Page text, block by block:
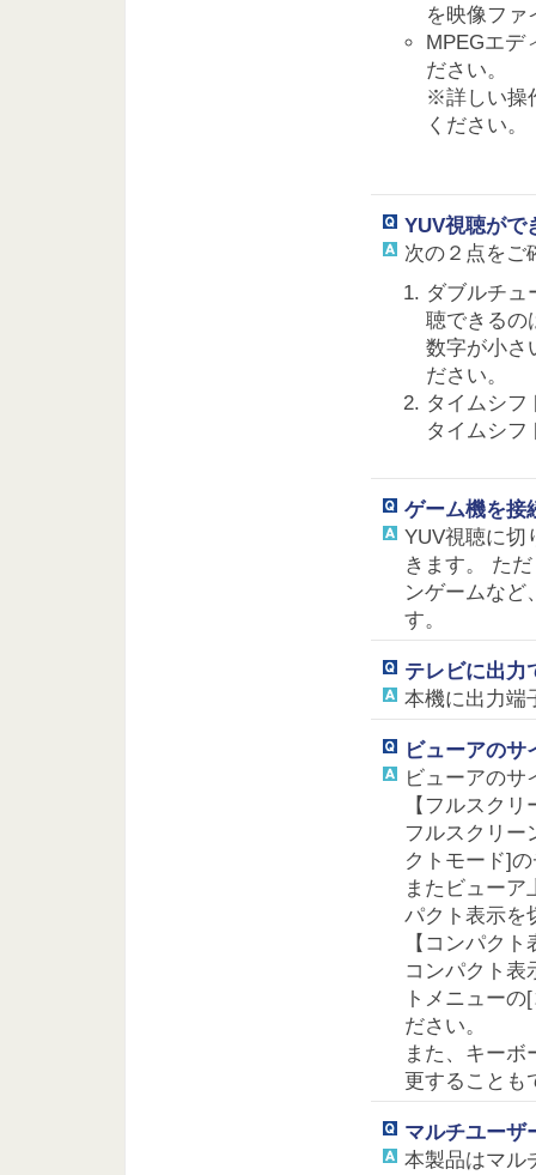
を映像ファ
MPEGエデ
ださい。
※詳しい操
ください。
YUV視聴がで
次の２点をご
ダブルチュ
聴できるの
数字が小さ
ださい。
タイムシフ
タイムシフ
ゲーム機を接
YUV視聴に切
きます。 た
ンゲームなど
す。
テレビに出力
本機に出力端
ビューアのサ
ビューアのサ
【フルスク
フルスクリー
クトモード]
またビューア
パクト表示を
【コンパク
コンパクト表
トメニュー
ださい。
また、キー
更することも
マルチユーザ
本製品はマル